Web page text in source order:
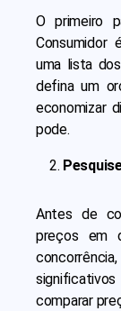
O primeiro
Consumidor
uma lista
defina um
economizar
pode.
Antes de
preços em
significativos
comparar